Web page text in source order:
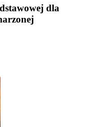
dla